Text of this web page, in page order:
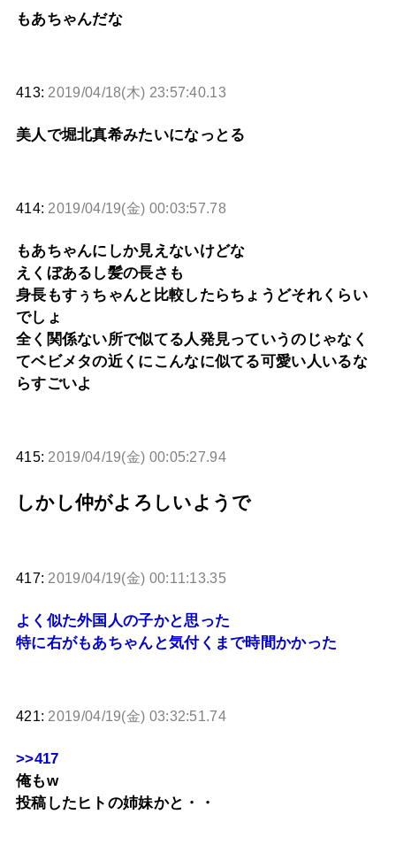
もあちゃんだな
413: 2019/04/18(木) 23:57:40.13
美人で堀北真希みたいになっとる
414: 2019/04/19(金) 00:03:57.78
もあちゃんにしか見えないけどな
えくぼあるし髪の長さも
身長もすぅちゃんと比較したらちょうどそれくらい
でしょ
全く関係ない所で似てる人発見っていうのじゃなく
てベビメタの近くにこんなに似てる可愛い人いるな
らすごいよ
415: 2019/04/19(金) 00:05:27.94
しかし仲がよろしいようで
417: 2019/04/19(金) 00:11:13.35
よく似た外国人の子かと思った
特に右がもあちゃんと気付くまで時間かかった
421: 2019/04/19(金) 03:32:51.74
>>417
俺もw
投稿したヒトの姉妹かと・・